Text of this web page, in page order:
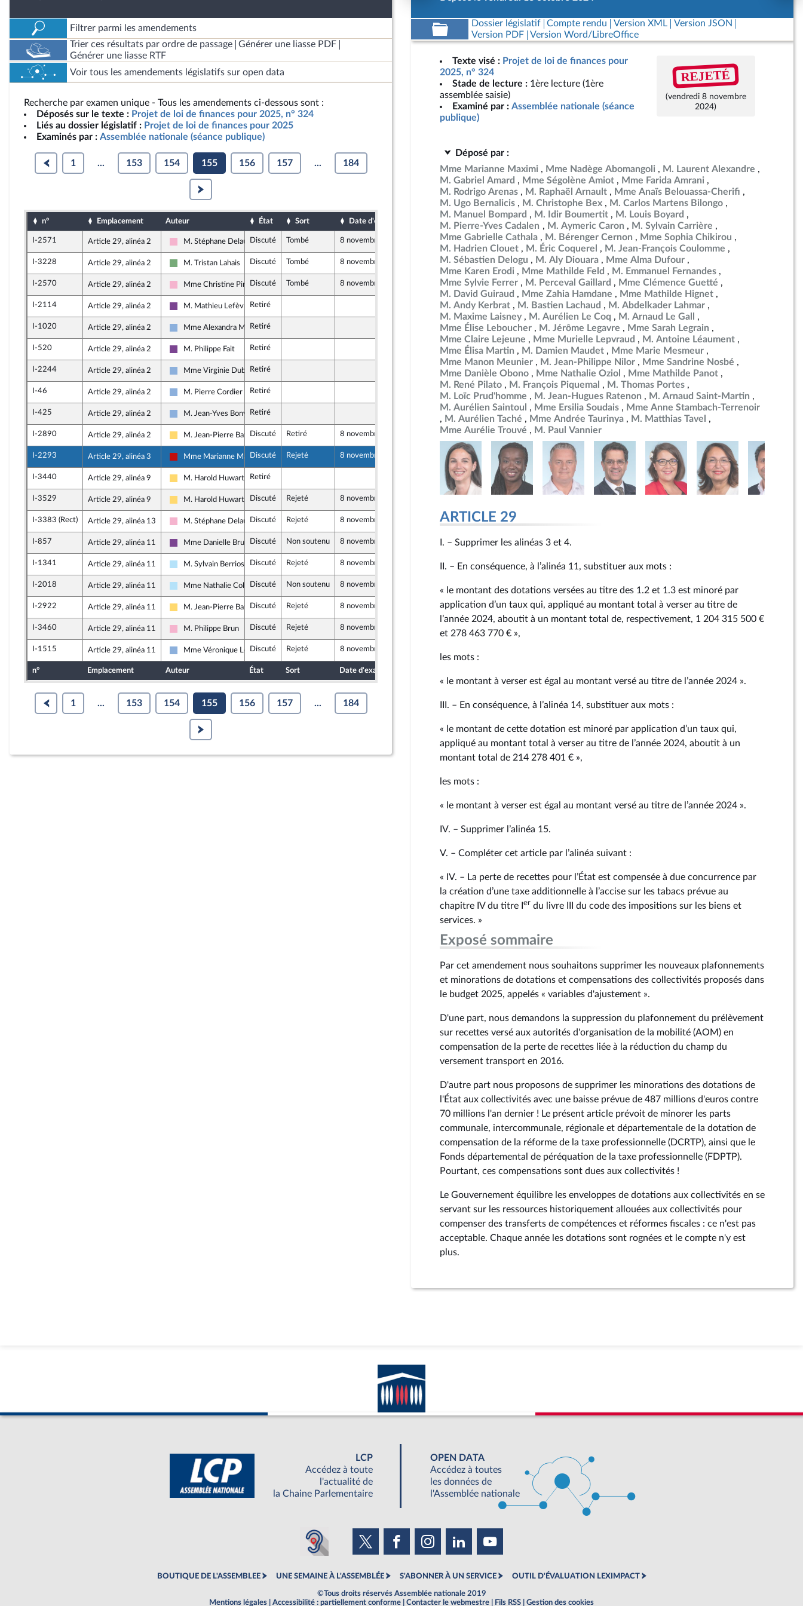
Filtrer parmi les amendements
Trier ces résultats par ordre de passage
Générer une liasse PDF
Générer une liasse RTF
Voir tous les amendements législatifs sur open data
Recherche par examen unique - Tous les amendements ci-dessous sont :
Déposés sur le texte : Projet de loi de finances pour 2025, n° 324
Liés au dossier législatif : Projet de loi de finances pour 2025
Examinés par : Assemblée nationale (séance publique)
1 ... 153 154 155 156 157 ... 184
n° Emplacement Auteur État Sort Date d'examen Date de dépôt
I-2571 Article 29, alinéa 2
Socialistes et apparentés
M. Stéphane Delautrette
Discuté Tombé 8 novembre 2024 19 octobre 2024
I-3228 Article 29, alinéa 2
Écologiste et Social
M. Tristan Lahais Discuté Tombé 8 novembre 2024 19 octobre 2024
I-2570 Article 29, alinéa 2
Socialistes et apparentés
Mme Christine Pirès Beaune
Discuté Tombé 8 novembre 2024 19 octobre 2024
I-2114 Article 29, alinéa 2
Ensemble pour la République
M. Mathieu LefèvreRetiré 18 octobre 2024
I-1020 Article 29, alinéa 2
Droite Républicaine
Mme Alexandra Martin (Alpes-Maritimes)
Retiré 17 octobre 2024
I-520 Article 29, alinéa 2
Ensemble pour la République
M. Philippe Fait Retiré 16 octobre 2024
I-2244 Article 29, alinéa 2
Droite Républicaine
Mme Virginie Duby-Muller
Retiré 18 octobre 2024
I-46 Article 29, alinéa 2
Droite Républicaine
M. Pierre Cordier Retiré 12 octobre 2024
I-425 Article 29, alinéa 2
Droite Républicaine
M. Jean-Yves Bony Retiré 16 octobre 2024
I-2890 Article 29, alinéa 2
Libertés, Indépendants, Outre-mer et Territoires
M. Jean-Pierre BatailleDiscuté Retiré 8 novembre 2024 19 octobre 2024
I-2293 Article 29, alinéa 3
La France insoumise - Nouveau Front Populaire
Mme Marianne MaximiDiscuté Rejeté 8 novembre 2024 18 octobre 2024
I-3440 Article 29, alinéa 9
Libertés, Indépendants, Outre-mer et Territoires
M. Harold Huwart Retiré 19 octobre 2024
I-3529 Article 29, alinéa 9
Libertés, Indépendants, Outre-mer et Territoires
M. Harold Huwart Discuté Rejeté 8 novembre 2024
I-3383 (Rect) Article 29, alinéa 13
Socialistes et apparentés
M. Stéphane Delautrette
Discuté Rejeté 8 novembre 2024 19 octobre 2024
I-857 Article 29, alinéa 11
Ensemble pour la République
Mme Danielle BruleboisDiscuté Non soutenu 8 novembre 2024 17 octobre 2024
I-1341 Article 29, alinéa 11
Horizons & Indépendants
M. Sylvain Berrios Discuté Rejeté 8 novembre 2024 17 octobre 2024
I-2018 Article 29, alinéa 11
Horizons & Indépendants
Mme Nathalie Colin-Oesterlé
Discuté Non soutenu 8 novembre 2024
I-2922 Article 29, alinéa 11
Libertés, Indépendants, Outre-mer et Territoires
M. Jean-Pierre BatailleDiscuté Rejeté 8 novembre 2024 19 octobre 2024
I-3460 Article 29, alinéa 11
Socialistes et apparentés
M. Philippe Brun Discuté Rejeté 8 novembre 2024
I-1515 Article 29, alinéa 11
Droite Républicaine
Mme Véronique Louwagie
Discuté Rejeté 8 novembre 2024
n° Emplacement Auteur État Sort Date d'examen
1 ... 153 154 155 156 157 ... 184
Dossier législatif Compte rendu Version XML
Version JSON
Version PDF
Version Word/LibreOffice
Texte visé : Projet de loi de finances pour
2025, n° 324
Stade de lecture : 1ère lecture (1ère
assemblée saisie)
Examiné par : Assemblée nationale (séance
publique)
REJETÉ
(vendredi 8 novembre
2024)
Déposé par :
Mme Marianne Maximi
Mme Nadège Abomangoli
M. Laurent Alexandre
M. Gabriel Amard
Mme Ségolène Amiot
Mme Farida Amrani
M. Rodrigo Arenas
M. Raphaël Arnault
Mme Anaïs Belouassa-Cherifi
M. Ugo Bernalicis
M. Christophe Bex
M. Carlos Martens Bilongo
M. Manuel Bompard
M. Idir Boumertit
M. Louis Boyard
M. Pierre-Yves Cadalen
M. Aymeric Caron
M. Sylvain Carrière
Mme Gabrielle Cathala
M. Bérenger Cernon
Mme Sophia Chikirou
M. Hadrien Clouet
M. Éric Coquerel
M. Jean-François Coulomme
M. Sébastien Delogu
M. Aly Diouara
Mme Alma Dufour
Mme Karen Erodi
Mme Mathilde Feld
M. Emmanuel Fernandes
Mme Sylvie Ferrer
M. Perceval Gaillard
Mme Clémence Guetté
M. David Guiraud
Mme Zahia Hamdane
Mme Mathilde Hignet
M. Andy Kerbrat
M. Bastien Lachaud
M. Abdelkader Lahmar
M. Maxime Laisney
M. Aurélien Le Coq
M. Arnaud Le Gall
Mme Élise Leboucher
M. Jérôme Legavre
Mme Sarah Legrain
Mme Claire Lejeune
Mme Murielle Lepvraud
M. Antoine Léaument
Mme Élisa Martin
M. Damien Maudet
Mme Marie Mesmeur
Mme Manon Meunier
M. Jean-Philippe Nilor
Mme Sandrine Nosbé
Mme Danièle Obono
Mme Nathalie Oziol
Mme Mathilde Panot
M. René Pilato
M. François Piquemal
M. Thomas Portes
M. Loïc Prud'homme
M. Jean-Hugues Ratenon
M. Arnaud Saint-Martin
M. Aurélien Saintoul
Mme Ersilia Soudais
Mme Anne Stambach-Terrenoir
M. Aurélien Taché
Mme Andrée Taurinya
M. Matthias Tavel
Mme Aurélie Trouvé
M. Paul Vannier
ARTICLE 29
I. – Supprimer les alinéas 3 et 4.
II. – En conséquence, à l’alinéa 11, substituer aux mots :
« le montant des dotations versées au titre des 1.2 et 1.3 est minoré par
application d’un taux qui, appliqué au montant total à verser au titre de
l’année 2024, aboutit à un montant total de, respectivement, 1 204 315 500 €
et 278 463 770 € »,
les mots :
« le montant à verser est égal au montant versé au titre de l’année 2024 ».
III. – En conséquence, à l’alinéa 14, substituer aux mots :
« le montant de cette dotation est minoré par application d’un taux qui,
appliqué au montant total à verser au titre de l’année 2024, aboutit à un
montant total de 214 278 401 € »,
les mots :
« le montant à verser est égal au montant versé au titre de l’année 2024 ».
IV. – Supprimer l’alinéa 15.
V. – Compléter cet article par l’alinéa suivant :
« IV. – La perte de recettes pour l’État est compensée à due concurrence par
la création d’une taxe additionnelle à l’accise sur les tabacs prévue au
chapitre IV du titre I er du livre III du code des impositions sur les biens et
services. »
Exposé sommaire
Par cet amendement nous souhaitons supprimer les nouveaux plafonnements
et minorations de dotations et compensations des collectivités proposés dans
le budget 2025, appelés « variables d'ajustement ».
D'une part, nous demandons la suppression du plafonnement du prélèvement
sur recettes versé aux autorités d'organisation de la mobilité (AOM) en
compensation de la perte de recettes liée à la réduction du champ du
versement transport en 2016.
D'autre part nous proposons de supprimer les minorations des dotations de
l'État aux collectivités avec une baisse prévue de 487 millions d'euros contre
70 millions l'an dernier ! Le présent article prévoit de minorer les parts
communale, intercommunale, régionale et départementale de la dotation de
compensation de la réforme de la taxe professionnelle (DCRTP), ainsi que le
Fonds départemental de péréquation de la taxe professionnelle (FDPTP).
Pourtant, ces compensations sont dues aux collectivités !
Le Gouvernement équilibre les enveloppes de dotations aux collectivités en se
servant sur les ressources historiquement allouées aux collectivités pour
compenser des transferts de compétences et réformes fiscales : ce n'est pas
acceptable. Chaque année les dotations sont rognées et le compte n'y est
plus.
LCP
Accédez à toute
l'actualité de
la Chaine Parlementaire
OPEN DATA
Accédez à toutes
les données de
l'Assemblée nationale
BOUTIQUE DE L'ASSEMBLEE UNE SEMAINE À L'ASSEMBLÉE S'ABONNER À UN SERVICE OUTIL D'ÉVALUATION LEXIMPACT
©Tous droits réservés Assemblée nationale 2019
Mentions légales
Accessibilité : partiellement conforme Contacter le webmestre Fils RSS Gestion des cookies